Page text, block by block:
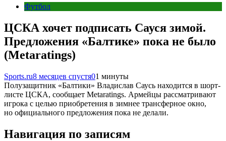
Футбол
ЦСКА хочет подписать Сауся зимой.
Предложения «Балтике» пока не было
(Metaratings)
Sports.ru8 месяцев спустя01 минуты
Полузащитник «Балтики» Владислав Саусь находится в шорт-
листе ЦСКА, сообщает Metaratings. Армейцы рассматривают
игрока с целью приобретения в зимнее трансферное окно,
но официального предложения пока не делали.
Навигация по записям